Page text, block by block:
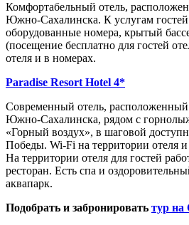
Комфортабельный отель,
Южно-Сахалинска. К услугам
оборудованные номера, крытый
(посещение бесплатно для гостей
отеля и в номерах.
Paradise Resort Hotel 4*
Современный отель, расположенный
Южно-Сахалинска, рядом с
«Горный воздух», в шаговой
Победы. Wi-Fi на территории отеля
На территории отеля для гостей
ресторан. Есть спа и
аквапарк.
Подобрать и забронировать тур на